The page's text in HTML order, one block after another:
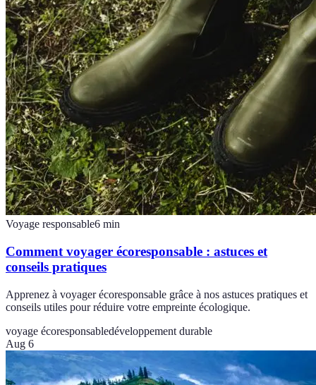
Voyage responsable6 min
Comment voyager écoresponsable : astuces et
conseils pratiques
Apprenez à voyager écoresponsable grâce à nos astuces pratiques et
conseils utiles pour réduire votre empreinte écologique.
voyage écoresponsabledéveloppement durable
Aug 6